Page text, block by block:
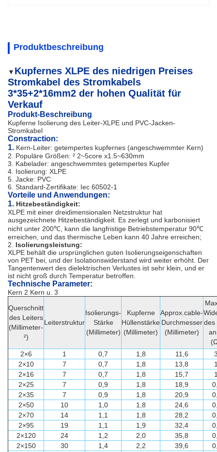
Produktbeschreibung
▼ Kupfernes XLPE des niedrigen Preises
Stromkabel des Stromkabels
3*35+2*16mm2 der hohen Qualität für
Verkauf
Produkt-Beschreibung
Kupferne Isolierung des Leiter-XLPE und PVC-Jacken-
Stromkabel
Constraction:
1. Kern-Leiter: getempertes kupfernes (angeschwemmter Kern)
2. Populäre Größen: ² 2~5core x1.5~630mm
3. Kabelader: angeschwemmtes getempertes Kupfer
4. Isolierung: XLPE
5. Jacke: PVC
6. Standard-Zertifikate: Iec 60502-1
Vorteile und Anwendungen:
1. Hitzebeständigkeit:
XLPE mit einer dreidimensionalen Netzstruktur hat
ausgezeichnete Hitzebeständigkeit. Es zerlegt und karbonisiert
nicht unter 200℃, kann die langfristige Betriebstemperatur 90℃
erreichen, und das thermische Leben kann 40 Jahre erreichen;
2. Isolierungsleistung:
XLPE behält die ursprünglichen guten Isolierungseigenschaften
von PET bei, und der Isolationswiderstand wird weiter erhöht. Der
Tangentenwert des dielektrischen Verlustes ist sehr klein, und er
ist nicht groß durch Temperatur betroffen.
Technische Parameter:
Kern 2 Kern u. 3
Querschnitt
des Leiters
(Millimeter-
²)
Leiterstruktur
Isolierungs-
Stärke
(Millimeter)
Kupferne
Hüllenstärke
(Millimeter)
Approx.cable-
Durchmesser
(Millimeter)
des
2×6
1 0,7 1,8 11,6
2×10
7 0,7 1,8 13,8
2×16
7 0,7 1,8 15,7
2×25
7 0,9 1,8 18,9
2×35
7 0,9 1,8 20,9
2×50
10 1,0 1,8 24,6
2×70
14 1,1 1,8 28,2
2×95
19 1,1 1,9 32,4
2×120
24 1,2 2,0 35,8
2×150
30 1,4 2,2 39,6